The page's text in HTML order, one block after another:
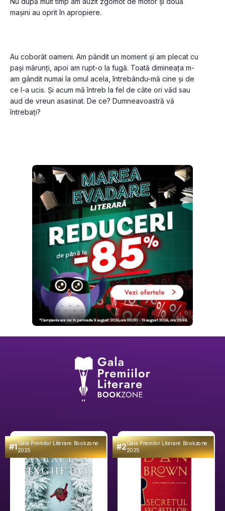
mașini au oprit în apropiere.
Au coborât oameni. Am pândit un moment și am plecat cu
pași mărunți, apoi am rupt-o la fugă. Toată dimineața m-
am gândit numai la omul acela, întrebându-mă cine și de
ce l-a ucis. Și acum mă întreb la fel de câte ori văd sau
aud de vreun asasinat. De ce? Dumneavoastră vă
întrebați?
#1Gala Premilor Literare Bookzone
2025 #2Gala Premilor Literare Bookzone
2025